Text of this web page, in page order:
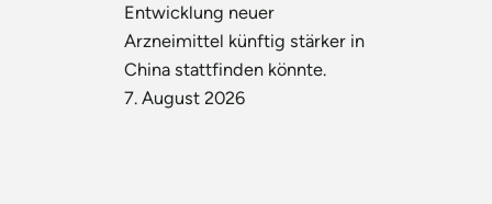
Entwicklung neuer
Arzneimittel künftig stärker in
China stattfinden könnte.
7. August 2026